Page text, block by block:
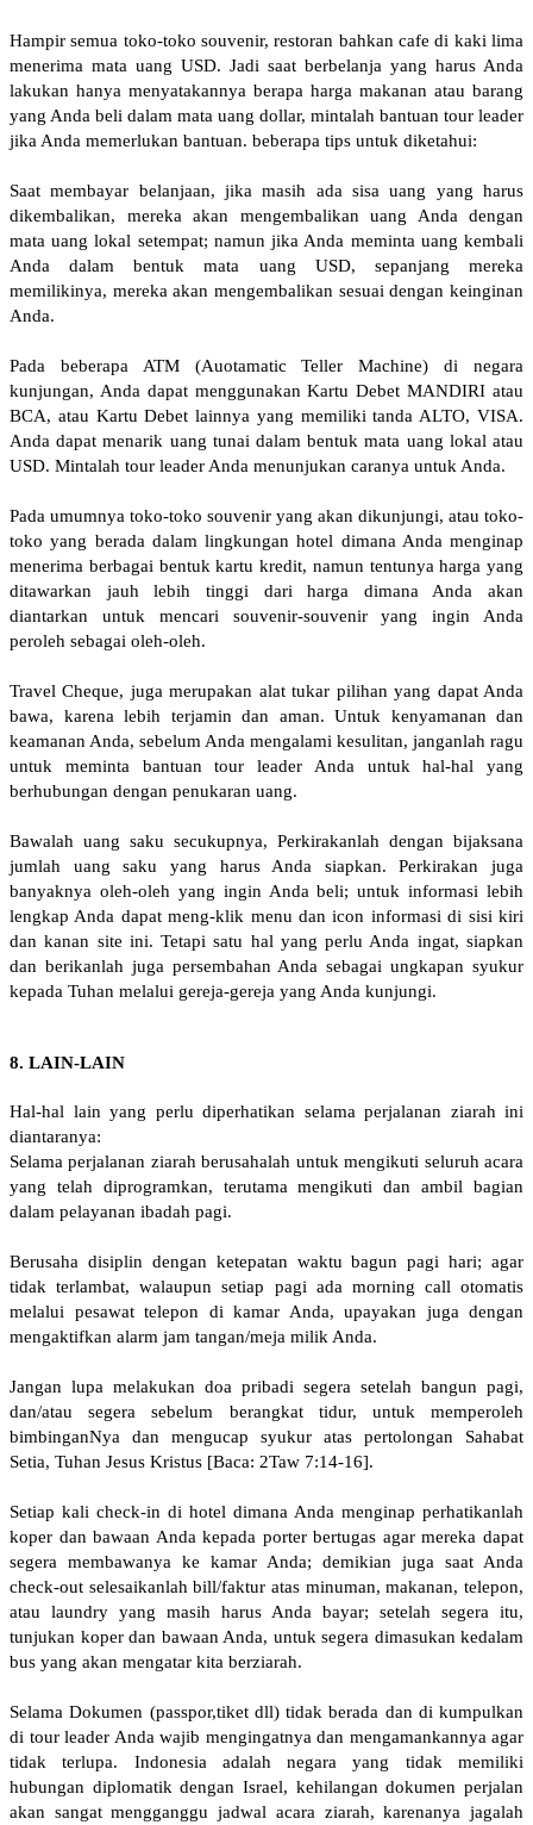
Hampir semua toko-toko souvenir, restoran bahkan cafe di kaki lima
menerima mata uang USD. Jadi saat berbelanja yang harus Anda
lakukan hanya menyatakannya berapa harga makanan atau barang
yang Anda beli dalam mata uang dollar, mintalah bantuan tour leader
jika Anda memerlukan bantuan. beberapa tips untuk diketahui:
Saat membayar belanjaan, jika masih ada sisa uang yang harus
dikembalikan, mereka akan mengembalikan uang Anda dengan
mata uang lokal setempat; namun jika Anda meminta uang kembali
Anda dalam bentuk mata uang USD, sepanjang mereka
memilikinya, mereka akan mengembalikan sesuai dengan keinginan
Anda.
Pada beberapa ATM (Auotamatic Teller Machine) di negara
kunjungan, Anda dapat menggunakan Kartu Debet MANDIRI atau
BCA, atau Kartu Debet lainnya yang memiliki tanda ALTO, VISA.
Anda dapat menarik uang tunai dalam bentuk mata uang lokal atau
USD. Mintalah tour leader Anda menunjukan caranya untuk Anda.
Pada umumnya toko-toko souvenir yang akan dikunjungi, atau toko-
toko yang berada dalam lingkungan hotel dimana Anda menginap
menerima berbagai bentuk kartu kredit, namun tentunya harga yang
ditawarkan jauh lebih tinggi dari harga dimana Anda akan
diantarkan untuk mencari souvenir-souvenir yang ingin Anda
peroleh sebagai oleh-oleh.
Travel Cheque, juga merupakan alat tukar pilihan yang dapat Anda
bawa, karena lebih terjamin dan aman. Untuk kenyamanan dan
keamanan Anda, sebelum Anda mengalami kesulitan, janganlah ragu
untuk meminta bantuan tour leader Anda untuk hal-hal yang
berhubungan dengan penukaran uang.
Bawalah uang saku secukupnya, Perkirakanlah dengan bijaksana
jumlah uang saku yang harus Anda siapkan. Perkirakan juga
banyaknya oleh-oleh yang ingin Anda beli; untuk informasi lebih
lengkap Anda dapat meng-klik menu dan icon informasi di sisi kiri
dan kanan site ini. Tetapi satu hal yang perlu Anda ingat, siapkan
dan berikanlah juga persembahan Anda sebagai ungkapan syukur
kepada Tuhan melalui gereja-gereja yang Anda kunjungi.
8. LAIN-LAIN
Hal-hal lain yang perlu diperhatikan selama perjalanan ziarah ini
diantaranya:
Selama perjalanan ziarah berusahalah untuk mengikuti seluruh acara
yang telah diprogramkan, terutama mengikuti dan ambil bagian
dalam pelayanan ibadah pagi.
Berusaha disiplin dengan ketepatan waktu bagun pagi hari; agar
tidak terlambat, walaupun setiap pagi ada morning call otomatis
melalui pesawat telepon di kamar Anda, upayakan juga dengan
mengaktifkan alarm jam tangan/meja milik Anda.
Jangan lupa melakukan doa pribadi segera setelah bangun pagi,
dan/atau segera sebelum berangkat tidur, untuk memperoleh
bimbinganNya dan mengucap syukur atas pertolongan Sahabat
Setia, Tuhan Jesus Kristus [Baca: 2Taw 7:14-16].
Setiap kali check-in di hotel dimana Anda menginap perhatikanlah
koper dan bawaan Anda kepada porter bertugas agar mereka dapat
segera membawanya ke kamar Anda; demikian juga saat Anda
check-out selesaikanlah bill/faktur atas minuman, makanan, telepon,
atau laundry yang masih harus Anda bayar; setelah segera itu,
tunjukan koper dan bawaan Anda, untuk segera dimasukan kedalam
bus yang akan mengatar kita berziarah.
Selama Dokumen (passpor,tiket dll) tidak berada dan di kumpulkan
di tour leader Anda wajib mengingatnya dan mengamankannya agar
tidak terlupa. Indonesia adalah negara yang tidak memiliki
hubungan diplomatik dengan Israel, kehilangan dokumen perjalan
akan sangat mengganggu jadwal acara ziarah, karenanya jagalah